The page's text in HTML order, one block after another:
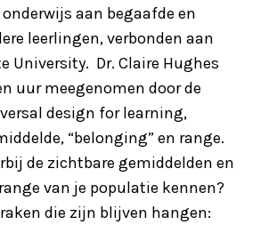
aan begaafde en
leerlingen, verbonden aan
University. Dr. Claire Hughes
uur meegenomen door de
design for learning,
“belonging” en range.
de zichtbare gemiddelden en
van je populatie kennen?
die zijn blijven hangen: